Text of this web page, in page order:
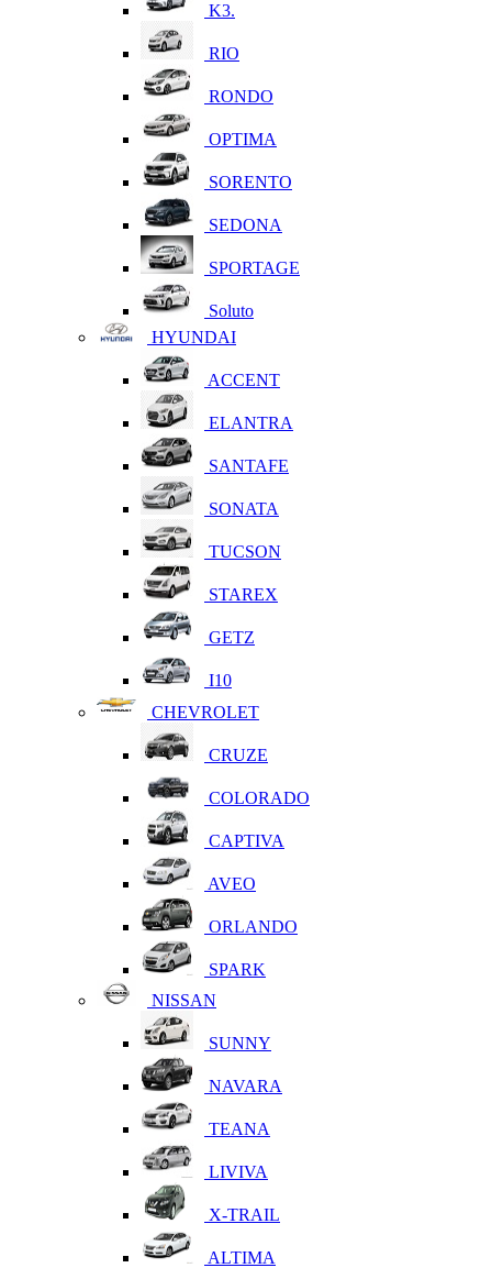
K3.
RIO
RONDO
OPTIMA
SORENTO
SEDONA
SPORTAGE
Soluto
HYUNDAI
ACCENT
ELANTRA
SANTAFE
SONATA
TUCSON
STAREX
GETZ
I10
CHEVROLET
CRUZE
COLORADO
CAPTIVA
AVEO
ORLANDO
SPARK
NISSAN
SUNNY
NAVARA
TEANA
LIVIVA
X-TRAIL
ALTIMA